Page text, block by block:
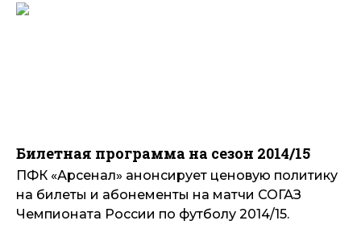
Билетная программа на сезон 2014/15
ПФК «Арсенал» анонсирует ценовую политику
на билеты и абонементы на матчи СОГАЗ
Чемпионата России по футболу 2014/15.